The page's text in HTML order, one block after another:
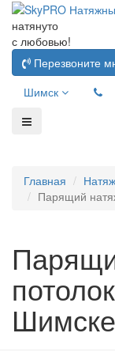
натянуто
с любовью!
Перезвоните
Шимск
Главная
Парящий
Шимске